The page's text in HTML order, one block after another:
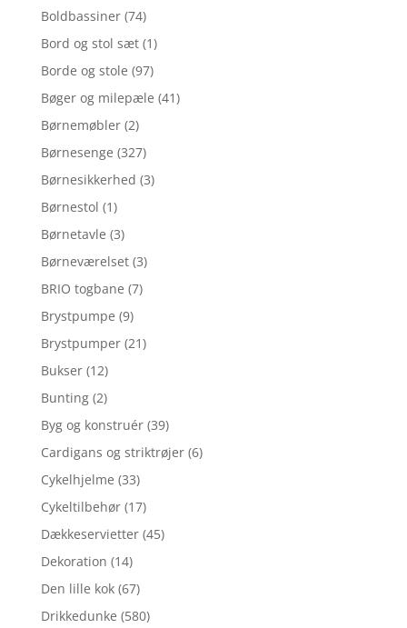
Boldbassiner (74)
Bord og stol sæt (1)
Borde og stole (97)
Bøger og milepæle (41)
Børnemøbler (2)
Børnesenge (327)
Børnesikkerhed (3)
Børnestol (1)
Børnetavle (3)
Børneværelset (3)
BRIO togbane (7)
Brystpumpe (9)
Brystpumper (21)
Bukser (12)
Bunting (2)
Byg og konstruér (39)
Cardigans og striktrøjer (6)
Cykelhjelme (33)
Cykeltilbehør (17)
Dækkeservietter (45)
Dekoration (14)
Den lille kok (67)
Drikkedunke (580)